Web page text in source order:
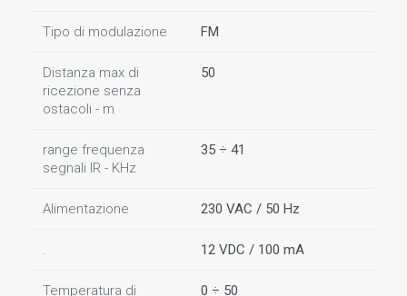
Tipo di modulazione FM
Distanza max di
ricezione senza
ostacoli - m
50
range frequenza
segnali IR - KHz
35 ÷ 41
Alimentazione 230 VAC / 50 Hz
. 12 VDC / 100 mA
Temperatura di
0 ÷ 50